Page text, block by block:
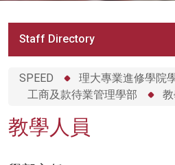
Staff Directory
SPEED 理大專業進修學院
工商及款待業管理學部
教學人員